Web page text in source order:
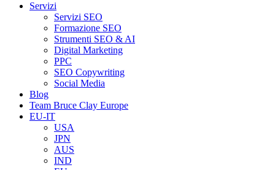
Servizi
Servizi SEO
Formazione SEO
Strumenti SEO & AI
Digital Marketing
PPC
SEO Copywriting
Social Media
Blog
Team Bruce Clay Europe
EU-IT
USA
JPN
AUS
IND